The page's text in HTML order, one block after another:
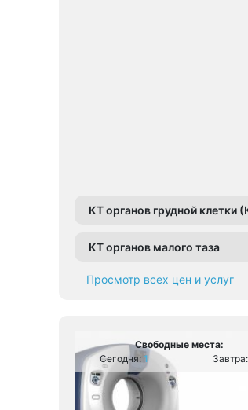
КТ органов грудной клетки
КТ органов малого таза
Просмотр всех цен и услуг
Свободные места:
Сегодня: 1 Завтра: